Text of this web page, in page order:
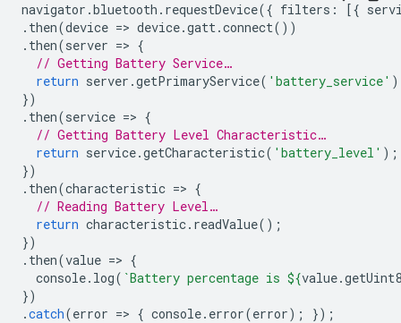
navigator .bluetooth . requestDevice({ filters : [{
. then(device => device.gatt.connect())
. then(server => {
// Getting Battery Service…
return server .getPrimaryService( 'battery_service'
})
. then(service => {
// Getting Battery Level Characteristic…
return service.getCharacteristic( 'battery_level' );
})
. then(characteristic => {
// Reading Battery Level…
return characteristic. readValue();
})
. then(value => {
console. log( `Battery percentage is ${value.getUint8
})
.catch(error => { console. error(error); });